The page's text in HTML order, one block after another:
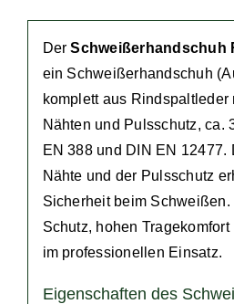
DerSchweißerhandschuh
ein Schweißerhandschuh
komplett aus Rindspaltleder
Nähten und Pulsschutz, ca.
EN 388 und DIN EN 12477.
Nähte und der Pulsschutz
Sicherheit beim Schweißen.
Schutz, hohen
im professionellen Einsatz.
Eigenschaften des